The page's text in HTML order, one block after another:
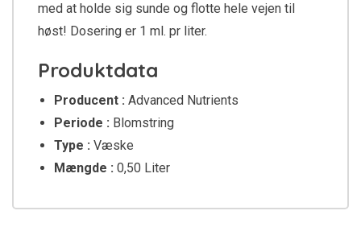
med at holde sig sunde og flotte hele vejen til
høst! Dosering er 1 ml. pr liter.
Produktdata
Producent : Advanced Nutrients
Periode : Blomstring
Type : Væske
Mængde : 0,50 Liter